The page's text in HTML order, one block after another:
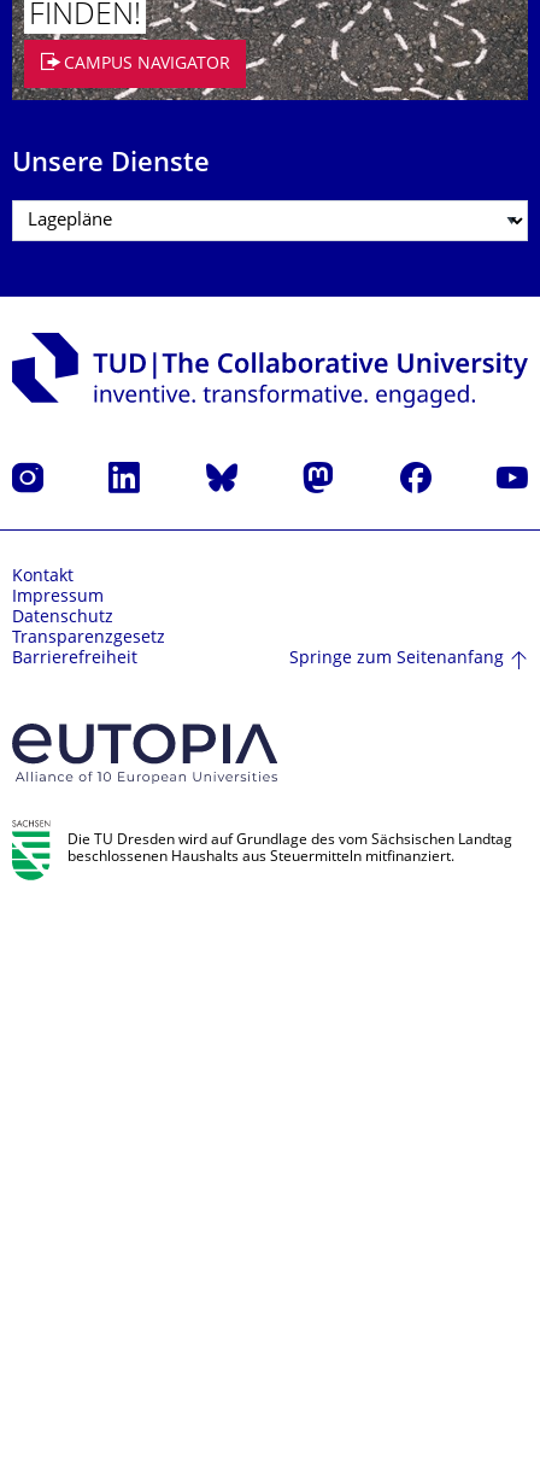
FINDEN!
CAMPUS NAVIGATOR
Unsere Dienste
Instagram LinkedIn Bluesky Mastodon Facebook
Kontakt
Impressum
Datenschutz
Transparenzgesetz
Barrierefreiheit
Springe zum Seitenanfang
Die TU Dresden wird auf Grundlage des vom Sächsischen Landtag
beschlossenen Haushalts aus Steuermitteln mitfinanziert.